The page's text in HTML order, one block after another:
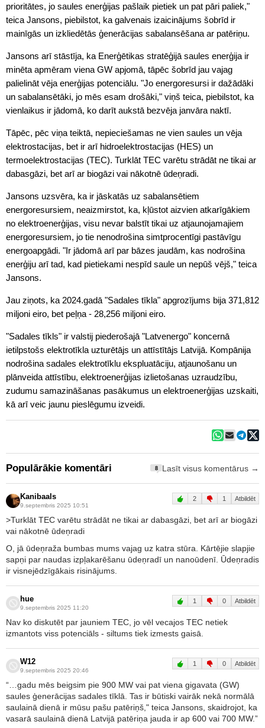
prioritātes, jo saules enerģijas pašlaik pietiek un pat pāri paliek,"
teica Jansons, piebilstot, ka galvenais izaicinājums šobrīd ir
mainīgās un izkliedētās ģenerācijas sabalansēšana ar patēriņu.
Jansons arī stāstīja, ka Enerģētikas stratēģijā saules enerģija ir
minēta apmēram viena GW apjomā, tāpēc šobrīd jau vajag
palielināt vēja enerģijas potenciālu. "Jo energoresursi ir dažādāki
un sabalansētāki, jo mēs esam drošāki," viņš teica, piebilstot, ka
vienlaikus ir jādomā, ko darīt aukstā bezvēja janvāra naktī.
Tāpēc, pēc viņa teiktā, nepieciešamas ne vien saules un vēja
elektrostacijas, bet ir arī hidroelektrostacijas (HES) un
termoelektrostacijas (TEC). Turklāt TEC varētu strādāt ne tikai ar
dabasgāzi, bet arī ar biogāzi vai nākotnē ūdeņradi.
Jansons uzsvēra, ka ir jāskatās uz sabalansētiem
energoresursiem, neaizmirstot, ka, kļūstot aizvien atkarīgākiem
no elektroenerģijas, visu nevar balstīt tikai uz atjaunojamajiem
energoresursiem, jo tie nenodrošina simtprocentīgi pastāvīgu
energoapgādi. "Ir jādomā arī par bāzes jaudām, kas nodrošina
enerģiju arī tad, kad pietiekami nespīd saule un nepūš vējš," teica
Jansons.
Jau ziņots, ka 2024.gadā "Sadales tīkla" apgrozījums bija 371,812
miljoni eiro, bet peļņa - 28,256 miljoni eiro.
"Sadales tīkls" ir valstij piederošajā "Latvenergo" koncernā
ietilpstošs elektrotīkla uzturētājs un attīstītājs Latvijā. Kompānija
nodrošina sadales elektrotīklu ekspluatāciju, atjaunošanu un
plānveida attīstību, elektroenerģijas izlietošanas uzraudzību,
zudumu samazināšanas pasākumus un elektroenerģijas uzskaiti,
kā arī veic jaunu pieslēgumu izveidi.
Populārākie komentāri 8 Lasīt visus komentārus →
Kanibaals
9.septembris 2025 10:51
2 1 Atbildēt
>Turklāt TEC varētu strādāt ne tikai ar dabasgāzi, bet arī ar biogāzi
vai nākotnē ūdeņradi
O, jā ūdeņraža bumbas mums vajag uz katra stūra. Kārtējie slapjie
sapņi par naudas izpļakarēšanu ūdeņradī un nanoūdenī. Ūdeņradis
ir visnejēdzīgākais risinājums.
hue
9.septembris 2025 11:20
1 0 Atbildēt
Nav ko diskutēt par jauniem TEC, jo vēl vecajos TEC netiek
izmantots viss potenciāls - siltums tiek izmests gaisā.
W12
9.septembris 2025 20:46
1 0 Atbildēt
“…gadu mēs beigsim pie 900 MW vai pat viena gigavata (GW)
saules ģenerācijas sadales tīklā. Tas ir būtiski vairāk nekā normālā
saulainā dienā ir mūsu pašu patēriņš," teica Jansons, skaidrojot, ka
vasarā saulainā dienā Latvijā patēriņa jauda ir ap 600 vai 700 MW.”